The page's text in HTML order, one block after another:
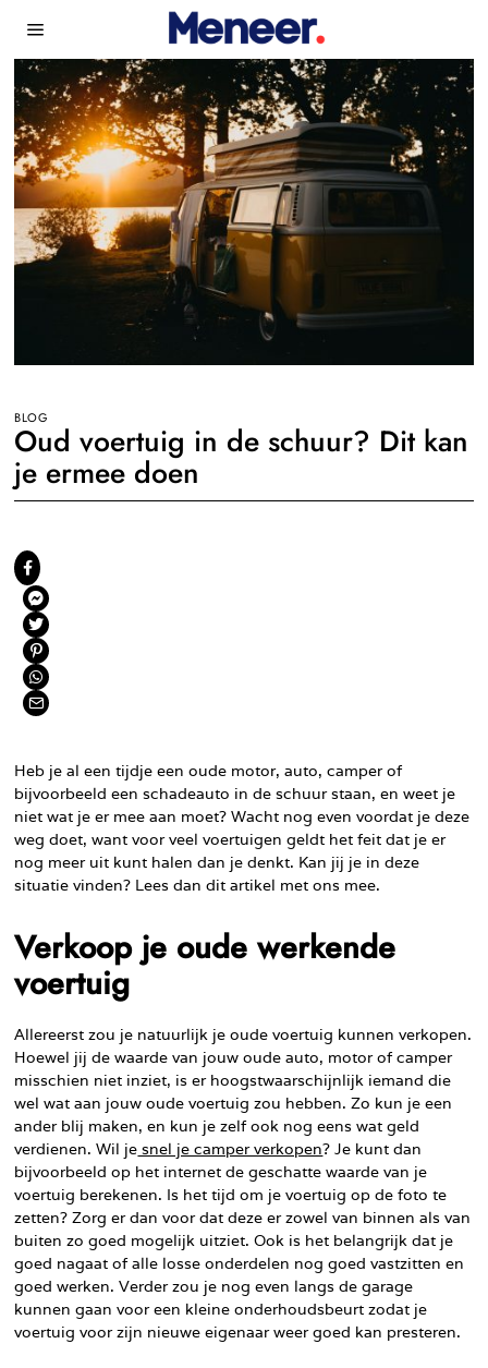
BLOG
Oud voertuig in de schuur? Dit kan
je ermee doen
Heb je al een tijdje een oude motor, auto, camper of
bijvoorbeeld een schadeauto in de schuur staan, en weet je
niet wat je er mee aan moet? Wacht nog even voordat je deze
weg doet, want voor veel voertuigen geldt het feit dat je er
nog meer uit kunt halen dan je denkt. Kan jij je in deze
situatie vinden? Lees dan dit artikel met ons mee.
Verkoop je oude werkende
voertuig
Allereerst zou je natuurlijk je oude voertuig kunnen verkopen.
Hoewel jij de waarde van jouw oude auto, motor of camper
misschien niet inziet, is er hoogstwaarschijnlijk iemand die
wel wat aan jouw oude voertuig zou hebben. Zo kun je een
ander blij maken, en kun je zelf ook nog eens wat geld
verdienen. Wil je snel je camper verkopen? Je kunt dan
bijvoorbeeld op het internet de geschatte waarde van je
voertuig berekenen. Is het tijd om je voertuig op de foto te
zetten? Zorg er dan voor dat deze er zowel van binnen als van
buiten zo goed mogelijk uitziet. Ook is het belangrijk dat je
goed nagaat of alle losse onderdelen nog goed vastzitten en
goed werken. Verder zou je nog even langs de garage
kunnen gaan voor een kleine onderhoudsbeurt zodat je
voertuig voor zijn nieuwe eigenaar weer goed kan presteren.